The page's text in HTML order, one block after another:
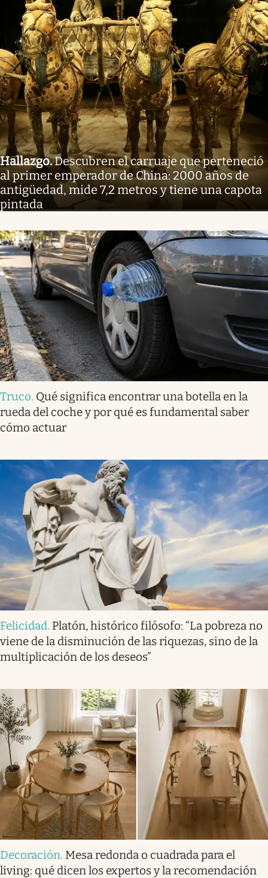
Hallazgo.Descubren el carruaje que perteneció
al primer emperador de China: 2000 años de
antigüedad, mide 7,2 metros y tiene una capota
pintada
Truco. Qué significa encontrar una botella en la
rueda del coche y por qué es fundamental saber
cómo actuar
Felicidad. Platón, histórico filósofo: “La pobreza no
viene de la disminución de las riquezas, sino de la
multiplicación de los deseos”
Decoración. Mesa redonda o cuadrada para el
living: qué dicen los expertos y la recomendación